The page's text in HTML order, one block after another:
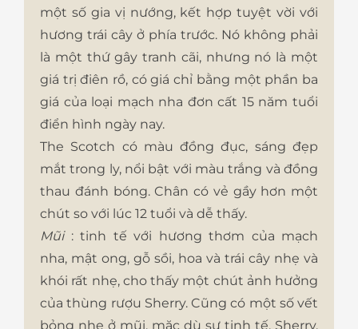
một số gia vị nướng, kết hợp tuyệt vời với
hương trái cây ở phía trước. Nó không phải
là một thứ gây tranh cãi, nhưng nó là một
giá trị điên rồ, có giá chỉ bằng một phần ba
giá của loại mạch nha đơn cất 15 năm tuổi
điển hình ngày nay.
The Scotch có màu đồng đục, sáng đẹp
mắt trong ly, nổi bật với màu trắng và đồng
thau đánh bóng. Chân có vẻ gầy hơn một
chút so với lúc 12 tuổi và dễ thấy.
Mũi: tinh tế với hương thơm của mạch
nha, mật ong, gỗ sồi, hoa và trái cây nhẹ và
khói rất nhẹ, cho thấy một chút ảnh hưởng
của thùng rượu Sherry. Cũng có một số vết
bỏng nhẹ ở mũi, mặc dù sự tinh tế, Sherry,